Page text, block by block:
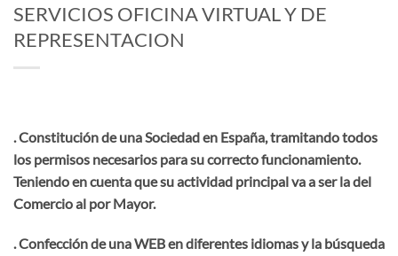
SERVICIOS OFICINA VIRTUAL Y DE
REPRESENTACION
. Constitución de una Sociedad en España, tramitando todos
los permisos necesarios para su correcto funcionamiento.
Teniendo en cuenta que su actividad principal va a ser la del
Comercio al por Mayor.
. Confección de una WEB en diferentes idiomas y la búsqueda